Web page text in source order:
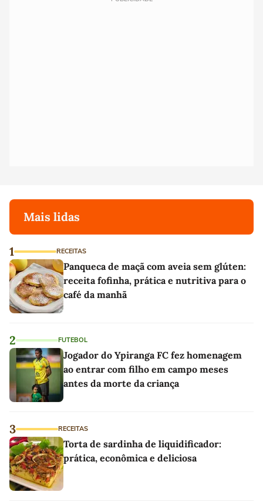
Mais lidas
1 RECEITAS
Panqueca de maçã com aveia sem glúten:
receita fofinha, prática e nutritiva para o
café da manhã
2 FUTEBOL
Jogador do Ypiranga FC fez homenagem
ao entrar com filho em campo meses
antes da morte da criança
3 RECEITAS
Torta de sardinha de liquidificador:
prática, econômica e deliciosa